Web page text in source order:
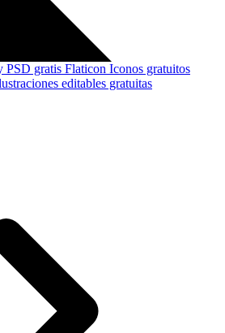
PSD gratis Flaticon Iconos gratuitos
editables gratuitas